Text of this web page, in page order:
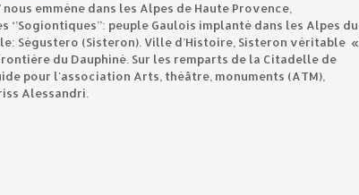
nous emmène dans les Alpes de Haute Provence,
peuple Gaulois implanté dans les Alpes du
Ségustero (Sisteron). Ville d’Histoire, Sisteron véritable «
du Dauphiné. Sur les remparts de la Citadelle de
pour l'association Arts, théâtre, monuments (ATM),
Alessandri.